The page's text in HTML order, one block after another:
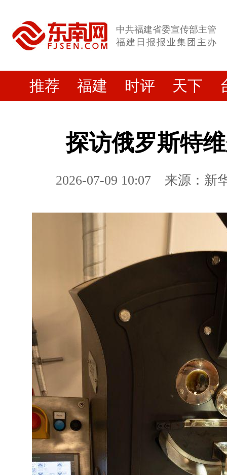
中共福建省委宣传部主管
福建日报报业集团主办
推荐 福建 时评 天下
探访俄罗斯特
2026-07-09 10:07 来源：新